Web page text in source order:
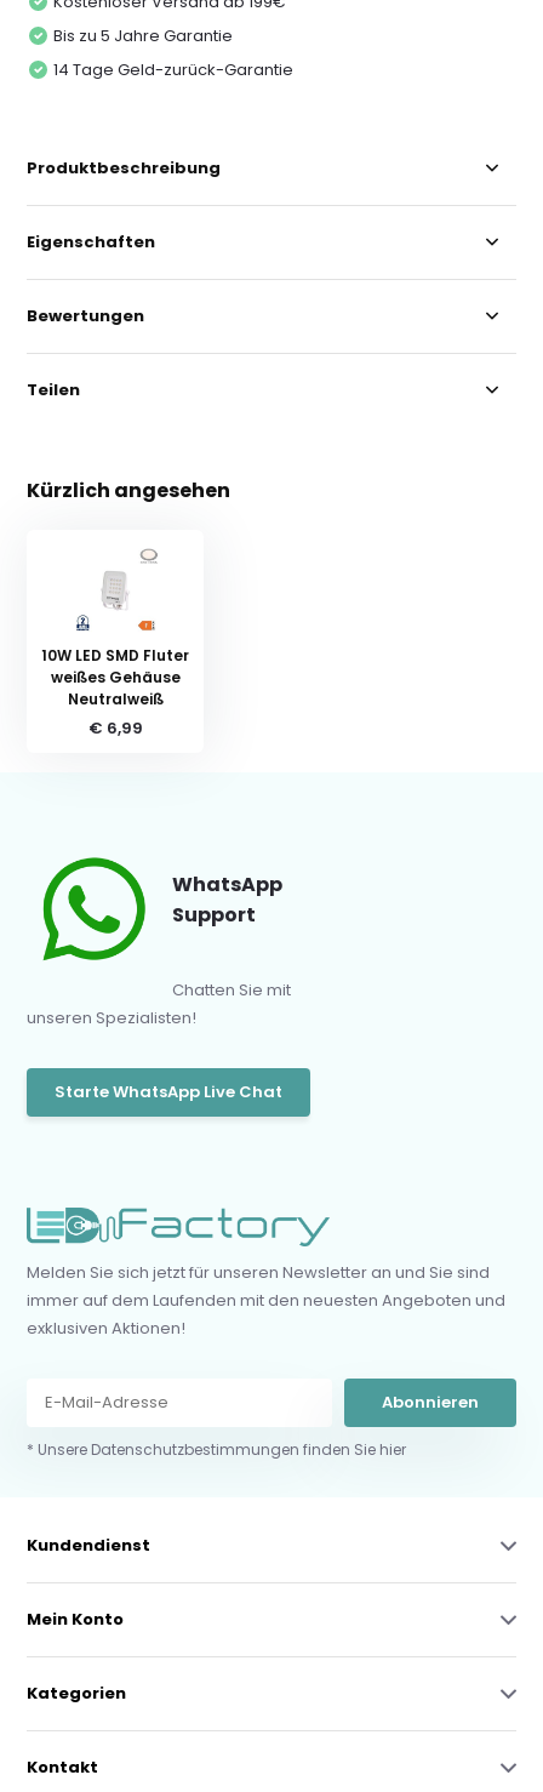
Bis zu 5 Jahre Garantie
14 Tage Geld-zurück-Garantie
Produktbeschreibung
Eigenschaften
Bewertungen
Teilen
Kürzlich angesehen
10W LED SMD Fluter
weißes Gehäuse
Neutralweiß
€ 6,99
WhatsApp
Support
Chatten Sie mit
unseren Spezialisten!
Starte WhatsApp Live Chat
Melden Sie sich jetzt für unseren Newsletter an und Sie sind
immer auf dem Laufenden mit den neuesten Angeboten und
exklusiven Aktionen!
Abonnieren
* Unsere Datenschutzbestimmungen finden Sie hier
Kundendienst
Mein Konto
Kategorien
Kontakt